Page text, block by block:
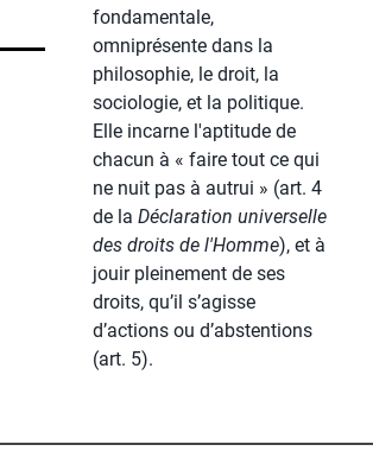
fondamentale,
omniprésente dans la
philosophie, le droit, la
sociologie, et la politique.
Elle incarne l'aptitude de
chacun à « faire tout ce qui
ne nuit pas à autrui » (art. 4
de la Déclaration universelle
des droits de l'Homme), et à
jouir pleinement de ses
droits, qu’il s’agisse
d’actions ou d’abstentions
(art. 5).